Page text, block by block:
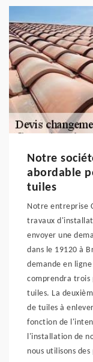
Notre
abordable
tuiles
Notre entreprise
travaux
envoyer une
dans le 19120 à
demande en
comprendra trois
tuiles. La
de tuiles à
fonction de
l'installation de
nous utilisons